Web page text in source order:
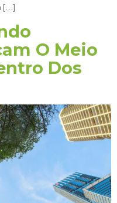
[…]
O Meio
Dos